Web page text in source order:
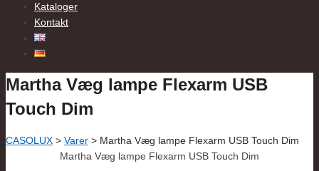
Kataloger
Kontakt
Martha Væg lampe Flexarm USB
Touch Dim
CASOLUX > Varer > Martha Væg lampe Flexarm USB Touch Dim
Martha Væg lampe Flexarm USB Touch Dim